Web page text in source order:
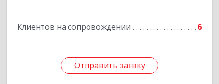
Клиентов на сопровождении 6
Отправить заявку
Отправить заявку